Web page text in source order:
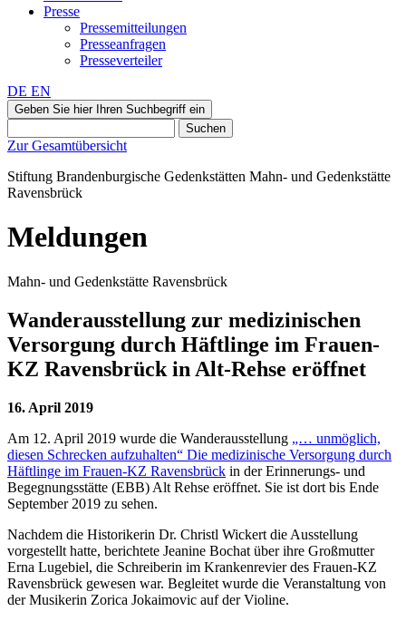
Presse
Pressemitteilungen
Presseanfragen
Presseverteiler
DE EN
Geben Sie hier Ihren Suchbegriff ein
Suchen
Zur Gesamtübersicht
Stiftung Brandenburgische Gedenkstätten Mahn‑ und Gedenkstätte
Ravensbrück
Meldungen
Mahn- und Gedenkstätte Ravensbrück
Wanderausstellung zur medizinischen
Versorgung durch Häftlinge im Frauen-
KZ Ravensbrück in Alt-Rehse eröffnet
16. April 2019
Am 12. April 2019 wurde die Wanderausstellung „… unmöglich,
diesen Schrecken aufzuhalten“ Die medizinische Versorgung durch
Häftlinge im Frauen-KZ Ravensbrück in der Erinnerungs- und
Begegnungsstätte (EBB) Alt Rehse eröffnet. Sie ist dort bis Ende
September 2019 zu sehen.
Nachdem die Historikerin Dr. Christl Wickert die Ausstellung
vorgestellt hatte, berichtete Jeanine Bochat über ihre Großmutter
Erna Lugebiel, die Schreiberin im Krankenrevier des Frauen-KZ
Ravensbrück gewesen war. Begleitet wurde die Veranstaltung von
der Musikerin Zorica Jokaimovic auf der Violine.